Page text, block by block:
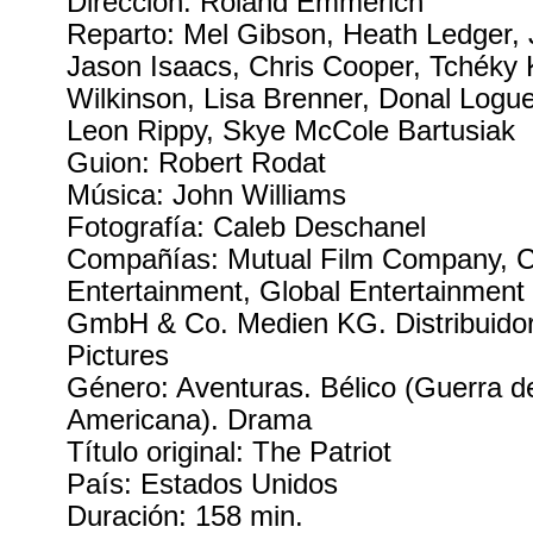
Reparto: Mel Gibson, Heath Ledger,
Jason Isaacs, Chris Cooper, Tchéky
Wilkinson, Lisa Brenner, Donal
Leon Rippy, Skye McCole Bartusiak
Guion: Robert Rodat
Música: John Williams
Fotografía: Caleb Deschanel
Compañías: Mutual Film Company,
Entertainment, Global
GmbH & Co. Medien KG.
Pictures
Género: Aventuras. Bélico (Guerra
Americana). Drama
Título original: The Patriot
País: Estados Unidos
Duración: 158 min.